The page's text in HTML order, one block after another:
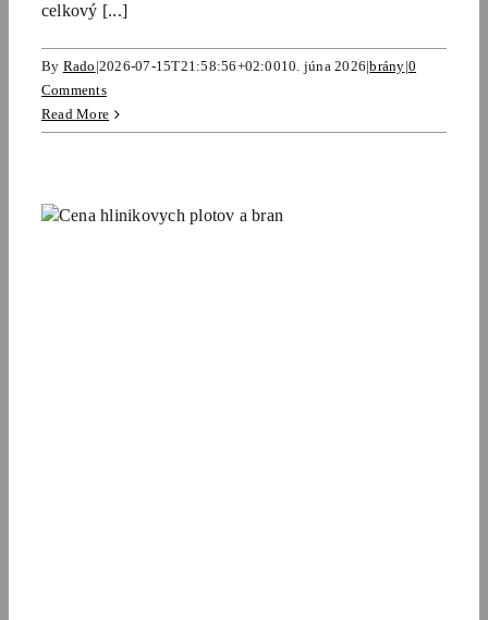
celkový [...]
By Rado |2026-07-15T21:58:56+02:0010. júna 2026|brány|0
Comments
Read More